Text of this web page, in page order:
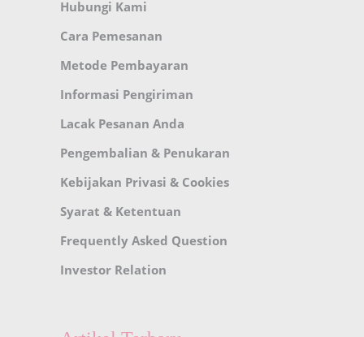
Hubungi Kami
Cara Pemesanan
Metode Pembayaran
Informasi Pengiriman
Lacak Pesanan Anda
Pengembalian & Penukaran
Kebijakan Privasi & Cookies
Syarat & Ketentuan
Frequently Asked Question
Investor Relation